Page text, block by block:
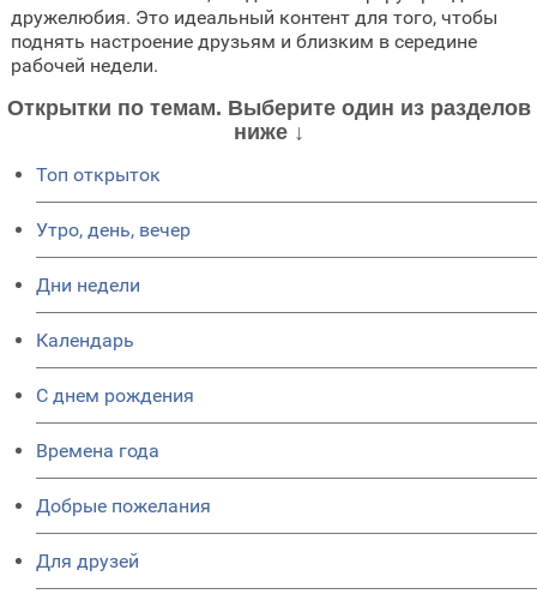
дружелюбия. Это идеальный контент для того, чтобы
поднять настроение друзьям и близким в середине
рабочей недели.
Открытки по темам. Выберите один из разделов
ниже ↓
Топ открыток
Утро, день, вечер
Дни недели
Календарь
C днем рождения
Времена года
Добрые пожелания
Для друзей